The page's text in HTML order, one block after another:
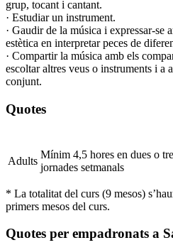
grup, tocant i cantant.
· Estudiar un instrument.
· Gaudir de la música i expressar-se
estètica en interpretar peces de
· Compartir la música amb els
escoltar altres veus o instruments i a
conjunt.
Quotes
Adults
Mínim 4,5 hores en dues o
jornades setmanals
* La totalitat del curs (9 mesos)
primers mesos del curs.
Quotes per empadronats a